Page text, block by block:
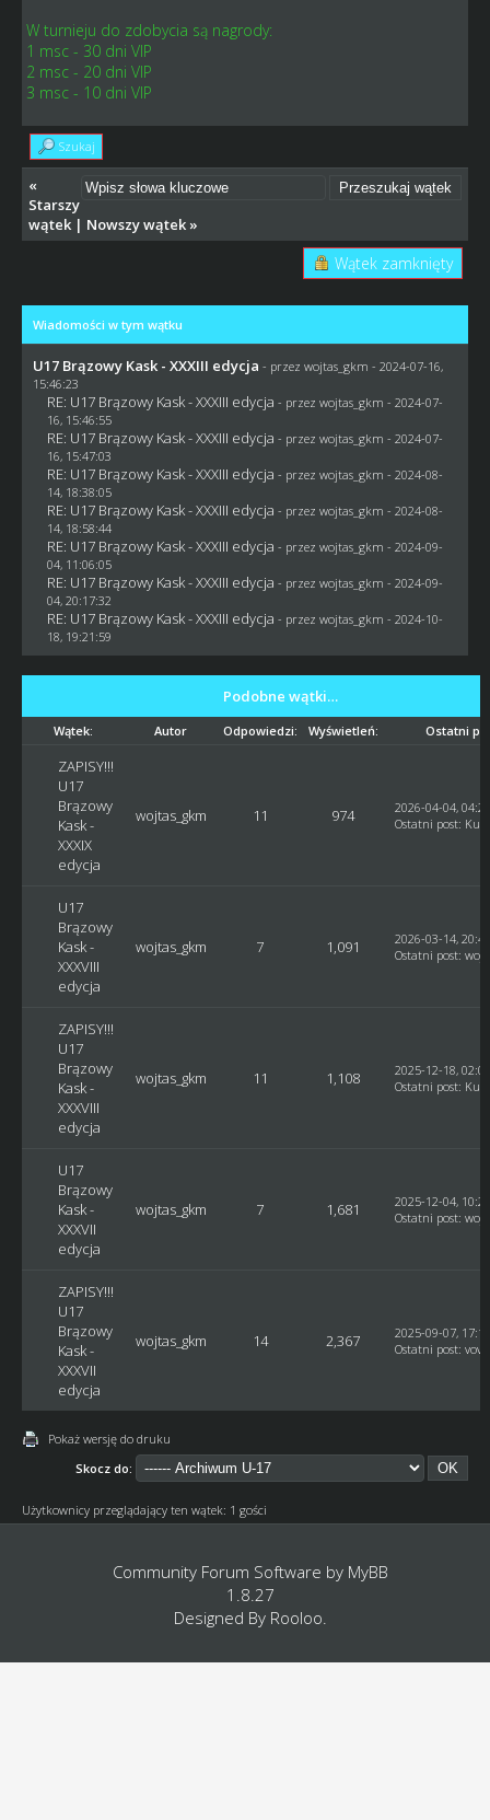
W turnieju do zdobycia są nagrody:
1 msc - 30 dni VIP
2 msc - 20 dni VIP
3 msc - 10 dni VIP
Szukaj
«
Starszy
wątek| Nowszy wątek»
Wątek zamknięty
Wiadomości w tym wątku
U17 Brązowy Kask - XXXIII edycja - przez wojtas_gkm - 2024-07-16,
15:46:23
RE: U17 Brązowy Kask - XXXIII edycja - przez wojtas_gkm - 2024-07-
16, 15:46:55
RE: U17 Brązowy Kask - XXXIII edycja - przez wojtas_gkm - 2024-07-
16, 15:47:03
RE: U17 Brązowy Kask - XXXIII edycja - przez wojtas_gkm - 2024-08-
14, 18:38:05
RE: U17 Brązowy Kask - XXXIII edycja - przez wojtas_gkm - 2024-08-
14, 18:58:44
RE: U17 Brązowy Kask - XXXIII edycja - przez wojtas_gkm - 2024-09-
04, 11:06:05
RE: U17 Brązowy Kask - XXXIII edycja - przez wojtas_gkm - 2024-09-
04, 20:17:32
RE: U17 Brązowy Kask - XXXIII edycja - przez wojtas_gkm - 2024-10-
18, 19:21:59
Podobne wątki…
Wątek: Autor Odpowiedzi: Wyświetleń: Ostatni
ZAPISY!!!
U17
Brązowy
Kask -
XXXIX
edycja
wojtas_gkm 11 974
2026-04-04,
Ostatni post: Kusy
U17
Brązowy
Kask -
XXXVIII
edycja
wojtas_gkm 7 1,091
2026-03-14,
Ostatni post:
ZAPISY!!!
U17
Brązowy
Kask -
XXXVIII
edycja
wojtas_gkm 11 1,108
2025-12-18,
Ostatni post: Kusy
U17
Brązowy
Kask -
XXXVII
edycja
wojtas_gkm 7 1,681
2025-12-04,
Ostatni post:
ZAPISY!!!
U17
Brązowy
Kask -
XXXVII
edycja
wojtas_gkm 14 2,367
2025-09-07,
Ostatni post:
Pokaż wersję do druku
Skocz do:
Użytkownicy przeglądający ten wątek: 1 gości
Community Forum Software by MyBB
1.8.27
Designed By Rooloo